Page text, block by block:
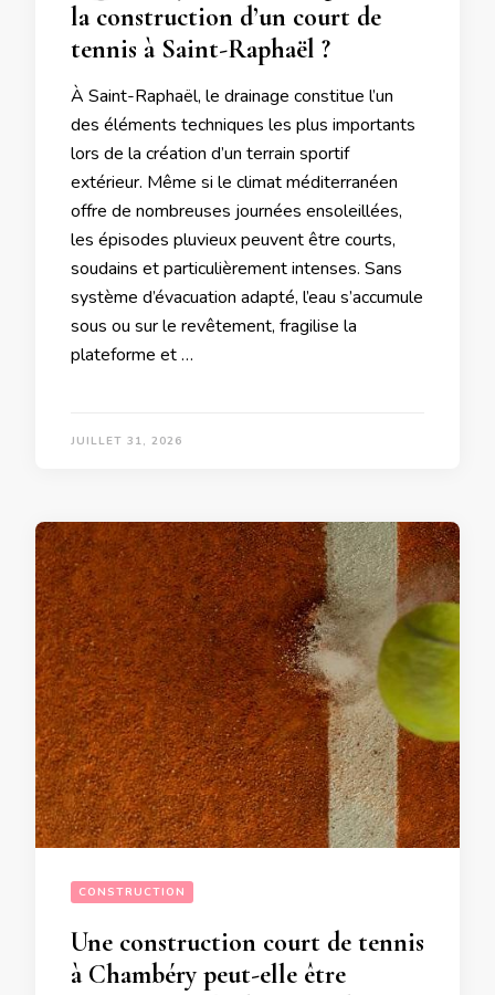
la construction d’un court de
tennis à Saint-Raphaël ?
À Saint-Raphaël, le drainage constitue l’un
des éléments techniques les plus importants
lors de la création d’un terrain sportif
extérieur. Même si le climat méditerranéen
offre de nombreuses journées ensoleillées,
les épisodes pluvieux peuvent être courts,
soudains et particulièrement intenses. Sans
système d’évacuation adapté, l’eau s’accumule
sous ou sur le revêtement, fragilise la
plateforme et …
JUILLET 31, 2026
CONSTRUCTION
Une construction court de tennis
à Chambéry peut-elle être